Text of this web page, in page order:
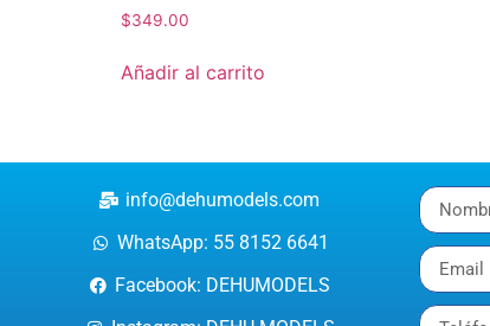
$349.00
Añadir al carrito
info@dehumodels.com
WhatsApp: 55 8152 6641
Facebook: DEHUMODELS